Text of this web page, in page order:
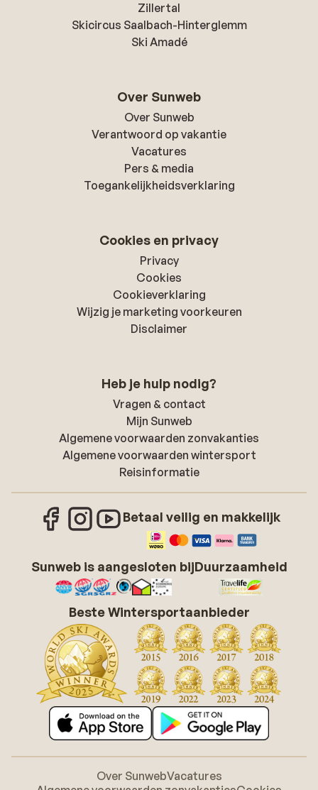
Zillertal
Skicircus Saalbach-Hinterglemm
Ski Amadé
Over Sunweb
Over Sunweb
Verantwoord op vakantie
Vacatures
Pers & media
Toegankelijkheidsverklaring
Cookies en privacy
Privacy
Cookies
Cookieverklaring
Wijzig je marketing voorkeuren
Disclaimer
Heb je hulp nodig?
Vragen & contact
Mijn Sunweb
Algemene voorwaarden zonvakanties
Algemene voorwaarden wintersport
Reisinformatie
Betaal veilig en makkelijk
Sunweb is aangesloten bijDuurzaamheid
Beste Wintersportaanbieder
Over SunwebVacatures